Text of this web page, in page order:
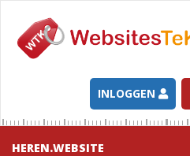
INLOGGEN
HEREN.WEBSITE